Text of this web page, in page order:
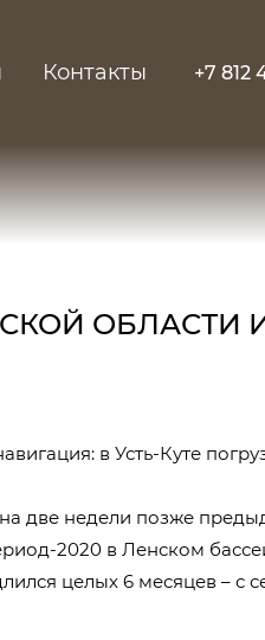
Контакты +7 812
ОБЛАСТИ
в Усть-Куте
две недели позже
2020 в Ленском
целых 6 месяцев – с